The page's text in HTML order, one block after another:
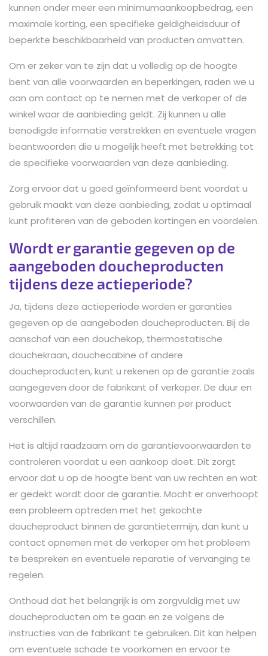
kunnen onder meer een minimumaankoopbedrag, een
maximale korting, een specifieke geldigheidsduur of
beperkte beschikbaarheid van producten omvatten.
Om er zeker van te zijn dat u volledig op de hoogte
bent van alle voorwaarden en beperkingen, raden we u
aan om contact op te nemen met de verkoper of de
winkel waar de aanbieding geldt. Zij kunnen u alle
benodigde informatie verstrekken en eventuele vragen
beantwoorden die u mogelijk heeft met betrekking tot
de specifieke voorwaarden van deze aanbieding.
Zorg ervoor dat u goed geïnformeerd bent voordat u
gebruik maakt van deze aanbieding, zodat u optimaal
kunt profiteren van de geboden kortingen en voordelen.
Wordt er garantie gegeven op de
aangeboden doucheproducten
tijdens deze actieperiode?
Ja, tijdens deze actieperiode worden er garanties
gegeven op de aangeboden doucheproducten. Bij de
aanschaf van een douchekop, thermostatische
douchekraan, douchecabine of andere
doucheproducten, kunt u rekenen op de garantie zoals
aangegeven door de fabrikant of verkoper. De duur en
voorwaarden van de garantie kunnen per product
verschillen.
Het is altijd raadzaam om de garantievoorwaarden te
controleren voordat u een aankoop doet. Dit zorgt
ervoor dat u op de hoogte bent van uw rechten en wat
er gedekt wordt door de garantie. Mocht er onverhoopt
een probleem optreden met het gekochte
doucheproduct binnen de garantietermijn, dan kunt u
contact opnemen met de verkoper om het probleem
te bespreken en eventuele reparatie of vervanging te
regelen.
Onthoud dat het belangrijk is om zorgvuldig met uw
doucheproducten om te gaan en ze volgens de
instructies van de fabrikant te gebruiken. Dit kan helpen
om eventuele schade te voorkomen en ervoor te